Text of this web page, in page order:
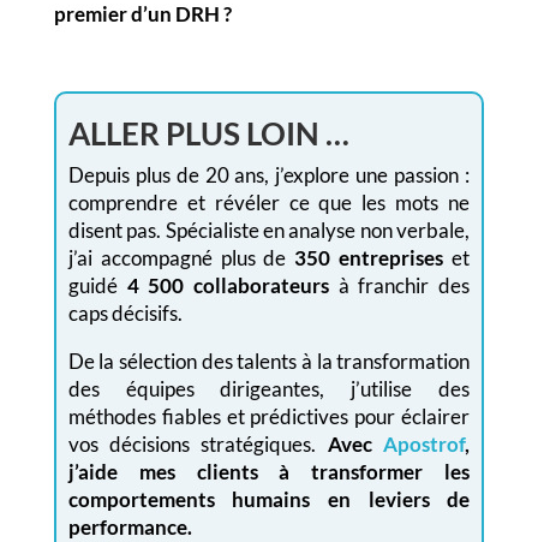
premier d’un DRH ?
ALLER PLUS LOIN …
Depuis plus de 20 ans, j’explore une passion :
comprendre et révéler ce que les mots ne
disent pas. Spécialiste en analyse non verbale,
j’ai accompagné plus de 350 entreprises et
guidé 4 500 collaborateurs à franchir des
caps décisifs.
De la sélection des talents à la transformation
des équipes dirigeantes, j’utilise des
méthodes fiables et prédictives pour éclairer
vos décisions stratégiques. AvecApostrof,
j’aide mes clients à transformer les
comportements humains en leviers de
performance.